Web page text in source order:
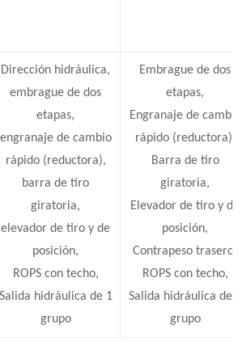
Dirección hidráulica,
embrague de dos
etapas,
engranaje de cambio
rápido (reductora),
barra de tiro
giratoria,
elevador de tiro y de
posición,
ROPS con techo,
Salida hidráulica de 1
grupo
Embrague de dos
etapas,
Engranaje de cambio
rápido (reductora),
Barra de tiro
giratoria,
Elevador de tiro y de
posición,
Contrapeso trasero,
ROPS con techo,
Salida hidráulica de 1
grupo